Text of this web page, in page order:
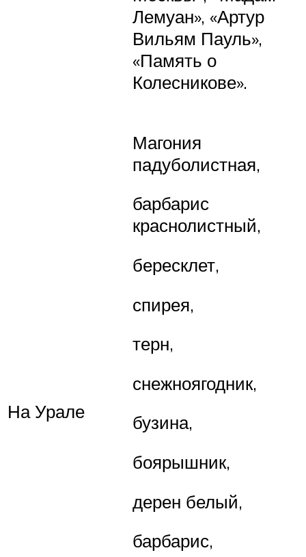
Лемуан», «Артур
Вильям Пауль»,
«Память о
Колесникове».
На Урале
Магония
падуболистная,
барбарис
краснолистный,
бересклет,
спирея,
терн,
снежноягодник,
бузина,
боярышник,
дерен белый,
барбарис,